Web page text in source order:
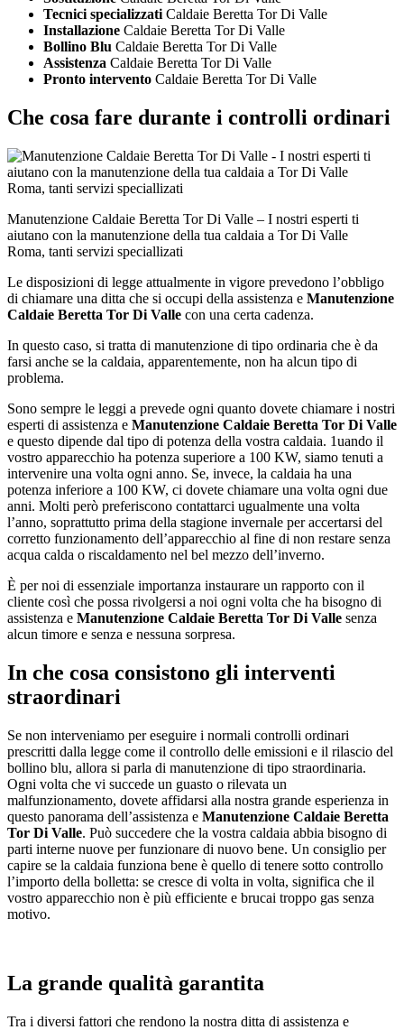
Tecnici specializzatiCaldaie Beretta Tor Di Valle
Installazione Caldaie Beretta Tor Di Valle
Bollino Blu Caldaie Beretta Tor Di Valle
Assistenza Caldaie Beretta Tor Di Valle
Pronto intervento Caldaie Beretta Tor Di Valle
Che cosa fare durante i controlli ordinari
Manutenzione Caldaie Beretta Tor Di Valle – I nostri esperti ti
aiutano con la manutenzione della tua caldaia a Tor Di Valle
Roma, tanti servizi speciallizati
Le disposizioni di legge attualmente in vigore prevedono l’obbligo
di chiamare una ditta che si occupi della assistenza e Manutenzione
Caldaie Beretta Tor Di Valle con una certa cadenza.
In questo caso, si tratta di manutenzione di tipo ordinaria che è da
farsi anche se la caldaia, apparentemente, non ha alcun tipo di
problema.
Sono sempre le leggi a prevede ogni quanto dovete chiamare i nostri
esperti di assistenza e Manutenzione Caldaie Beretta Tor Di Valle
e questo dipende dal tipo di potenza della vostra caldaia. 1uando il
vostro apparecchio ha potenza superiore a 100 KW, siamo tenuti a
intervenire una volta ogni anno. Se, invece, la caldaia ha una
potenza inferiore a 100 KW, ci dovete chiamare una volta ogni due
anni. Molti però preferiscono contattarci ugualmente una volta
l’anno, soprattutto prima della stagione invernale per accertarsi del
corretto funzionamento dell’apparecchio al fine di non restare senza
acqua calda o riscaldamento nel bel mezzo dell’inverno.
È per noi di essenziale importanza instaurare un rapporto con il
cliente così che possa rivolgersi a noi ogni volta che ha bisogno di
assistenza e Manutenzione Caldaie Beretta Tor Di Valle senza
alcun timore e senza e nessuna sorpresa.
In che cosa consistono gli interventi
straordinari
Se non interveniamo per eseguire i normali controlli ordinari
prescritti dalla legge come il controllo delle emissioni e il rilascio del
bollino blu, allora si parla di manutenzione di tipo straordinaria.
Ogni volta che vi succede un guasto o rilevata un
malfunzionamento, dovete affidarsi alla nostra grande esperienza in
questo panorama dell’assistenza e Manutenzione Caldaie Beretta
Tor Di Valle. Può succedere che la vostra caldaia abbia bisogno di
parti interne nuove per funzionare di nuovo bene. Un consiglio per
capire se la caldaia funziona bene è quello di tenere sotto controllo
l’importo della bolletta: se cresce di volta in volta, significa che il
vostro apparecchio non è più efficiente e brucai troppo gas senza
motivo.
La grande qualità garantita
Tra i diversi fattori che rendono la nostra ditta di assistenza e